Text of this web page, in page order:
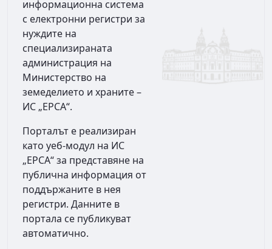
информационна система
с електронни регистри за
нуждите на
специализираната
администрация на
Министерство на
земеделието и храните –
ИС „ЕРСА“.
Порталът е реализиран
като уеб-модул на ИС
„ЕРСА“ за представяне на
публична информация от
поддържаните в нея
регистри. Данните в
портала се публикуват
автоматично.